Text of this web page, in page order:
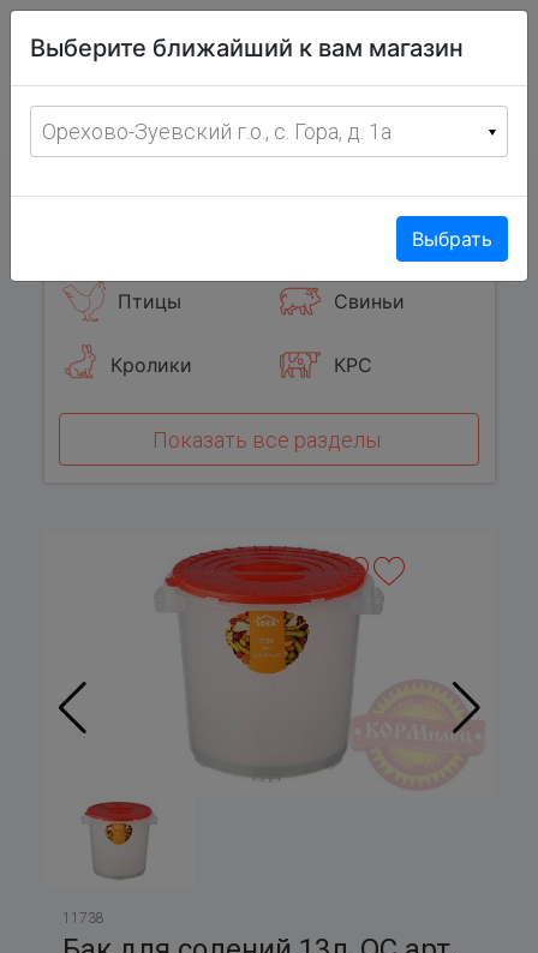
фермерских
товаров
с 8:00 до 19:00 ежедневно
Птицы Свиньи
Кролики КРС
Показать все разделы
11738
Выберите ближайший к вам магазин
Орехово-Зуевский г.о., с. Гора, д. 1а
Выбрать